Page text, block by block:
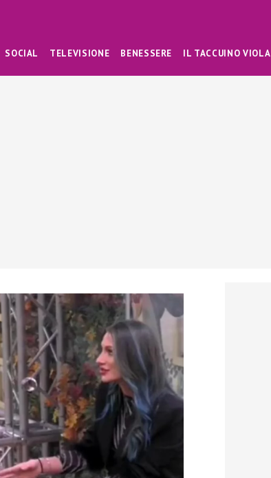
SOCIAL TELEVISIONE BENESSERE IL TACCUINO VIOLA